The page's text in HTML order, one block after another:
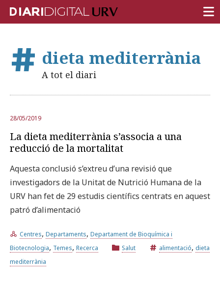
RECERCA
VIDA AL CAMPUS
COMUNITAT URV
Més categories
Prova la cerca avançada
dieta mediterrània
A tot el diari
28/05/2019
La dieta mediterrània s’associa a una
reducció de la mortalitat
Aquesta conclusió s’extreu d’una revisió que
investigadors de la Unitat de Nutrició Humana de la
URV han fet de 29 estudis científics centrats en aquest
patró d’alimentació
Centres, Departaments, Departament de Bioquímica i
Biotecnologia, Temes, Recerca Salut alimentació, dieta
mediterrània